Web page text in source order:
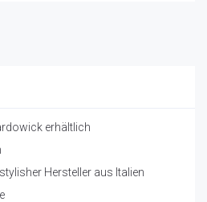
erhältlich
Hersteller aus Italien